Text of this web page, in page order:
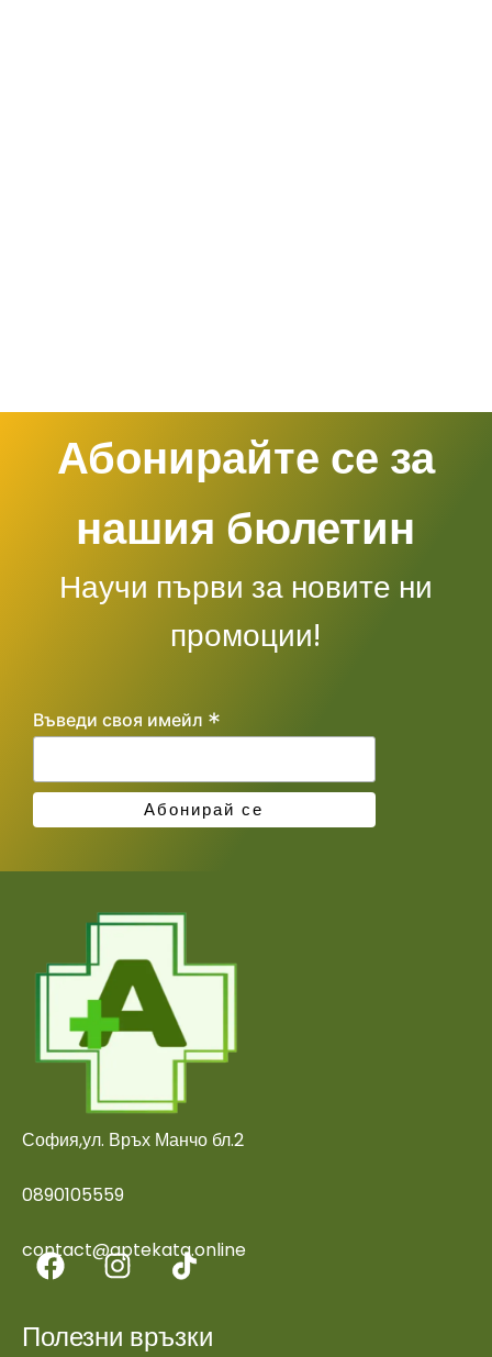
Абонирайте се за
нашия бюлетин
Научи първи за новите ни
промоции!
Въведи своя имейл *
София,ул. Връх Манчо бл.2
0890105559
contact@aptekata.online
Полезни връзки